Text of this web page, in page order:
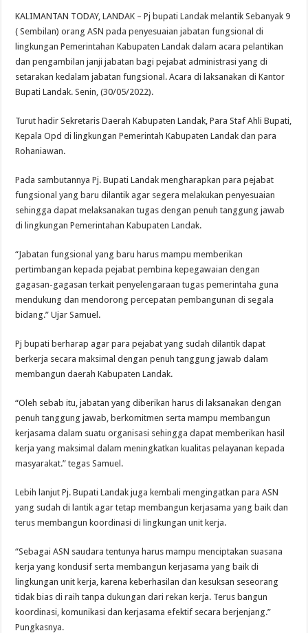
KALIMANTAN TODAY, LANDAK – Pj bupati Landak melantik Sebanyak 9
( Sembilan) orang ASN pada penyesuaian jabatan fungsional di
lingkungan Pemerintahan Kabupaten Landak dalam acara pelantikan
dan pengambilan janji jabatan bagi pejabat administrasi yang di
setarakan kedalam jabatan fungsional. Acara di laksanakan di Kantor
Bupati Landak. Senin, (30/05/2022).
Turut hadir Sekretaris Daerah Kabupaten Landak, Para Staf Ahli Bupati,
Kepala Opd di lingkungan Pemerintah Kabupaten Landak dan para
Rohaniawan.
Pada sambutannya Pj. Bupati Landak mengharapkan para pejabat
fungsional yang baru dilantik agar segera melakukan penyesuaian
sehingga dapat melaksanakan tugas dengan penuh tanggung jawab
di lingkungan Pemerintahan Kabupaten Landak.
“Jabatan fungsional yang baru harus mampu memberikan
pertimbangan kepada pejabat pembina kepegawaian dengan
gagasan-gagasan terkait penyelengaraan tugas pemerintaha guna
mendukung dan mendorong percepatan pembangunan di segala
bidang.” Ujar Samuel.
Pj bupati berharap agar para pejabat yang sudah dilantik dapat
berkerja secara maksimal dengan penuh tanggung jawab dalam
membangun daerah Kabupaten Landak.
“Oleh sebab itu, jabatan yang diberikan harus di laksanakan dengan
penuh tanggung jawab, berkomitmen serta mampu membangun
kerjasama dalam suatu organisasi sehingga dapat memberikan hasil
kerja yang maksimal dalam meningkatkan kualitas pelayanan kepada
masyarakat.” tegas Samuel.
Lebih lanjut Pj. Bupati Landak juga kembali mengingatkan para ASN
yang sudah di lantik agar tetap membangun kerjasama yang baik dan
terus membangun koordinasi di lingkungan unit kerja.
“Sebagai ASN saudara tentunya harus mampu menciptakan suasana
kerja yang kondusif serta membangun kerjasama yang baik di
lingkungan unit kerja, karena keberhasilan dan kesuksan seseorang
tidak bias di raih tanpa dukungan dari rekan kerja. Terus bangun
koordinasi, komunikasi dan kerjasama efektif secara berjenjang.”
Pungkasnya.